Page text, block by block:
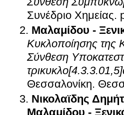
Συνέδριο Χημείας.
Μαλαμίδου -
Κυκλοποίησης της
Σύνθεση
Θεσσαλονίκη.
Νικολαϊδης